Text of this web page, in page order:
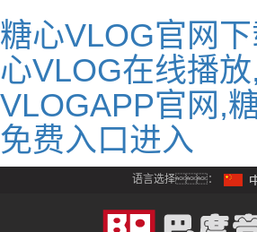
糖心VLOG官网
心VLOG在线播
VLOGAPP官网,
免费入口进入
语言选择：